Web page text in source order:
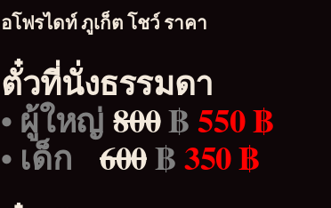
อโฟรไดท์ ภูเก็ต โชว์ ราคา
ตั๋วที่นั่งธรรมดา
• ผู้ใหญ่800฿550 ฿
• เด็ก600฿350 ฿